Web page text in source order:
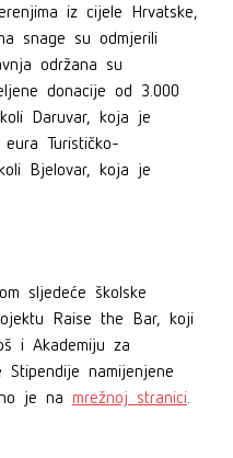
iz cijele Hrvatske,
snage su odmjerili
održana su
donacije od 3.000
Daruvar, koja je
Turističko-
Bjelovar, koja je
sljedeće školske
Raise the Bar, koji
i Akademiju za
namijenjene
je na mrežnoj stranici